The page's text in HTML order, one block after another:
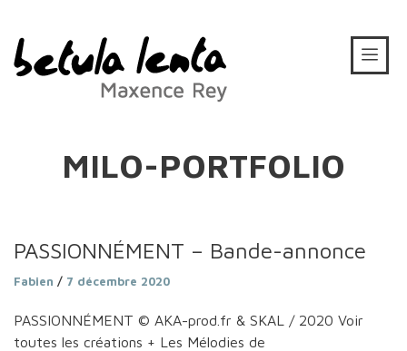
MILO-PORTFOLIO
PASSIONNÉMENT – Bande-annonce
Fabien / 7 décembre 2020
PASSIONNÉMENT © AKA-prod.fr & SKAL / 2020 Voir
toutes les créations + Les Mélodies de